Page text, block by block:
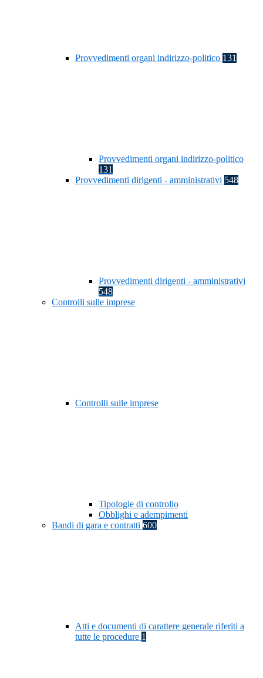
Provvedimenti organi indirizzo-politico 131
Provvedimenti organi indirizzo-politico
131
Provvedimenti dirigenti - amministrativi 548
Provvedimenti dirigenti - amministrativi
548
Controlli sulle imprese
Controlli sulle imprese
Tipologie di controllo
Obblighi e adempimenti
Bandi di gara e contratti 600
Atti e documenti di carattere generale riferiti a
tutte le procedure 1